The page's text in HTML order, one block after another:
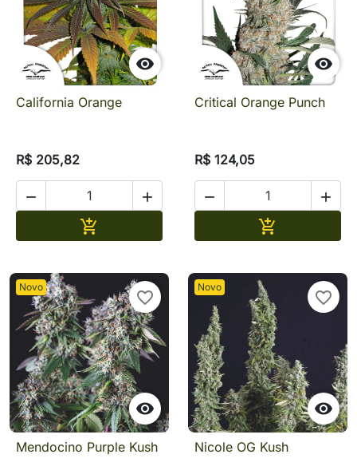

California Orange
R$ 205,82
 


Critical Orange Punch
R$ 124,05
 

Novo

favorite_border
Mendocino Purple Kush
Novo

favorite_border
Nicole OG Kush